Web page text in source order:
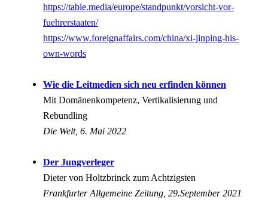
https://table.media/europe/standpunkt/vorsicht-vor-
fuehrerstaaten/
https://www.foreignaffairs.com/china/xi-jinping-his-
own-words
Wie die Leitmedien sich neu erfinden können
Mit Domänenkompetenz, Vertikalisierung und
Rebundling
Die Welt, 6. Mai 2022
Der Jungverleger
Dieter von Holtzbrinck zum Achtzigsten
Frankfurter Allgemeine Zeitung, 29.September 2021